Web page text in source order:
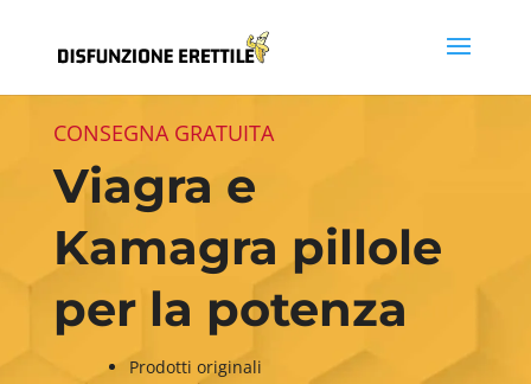
CONSEGNA GRATUITA
Viagra e
Kamagra pillole
per la potenza
Prodotti originali